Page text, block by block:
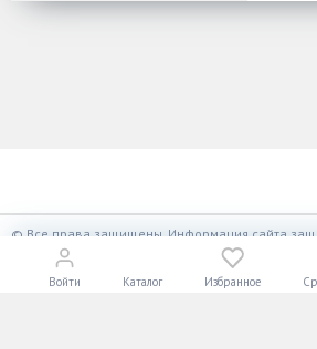
© Все права защищены. Информация сайта
авторских правах.
Разработано в
«АЛЬФА Системс»
Войти Каталог Избранное